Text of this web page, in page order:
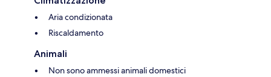
Aria condizionata
Riscaldamento
Animali
Non sono ammessi animali domestici